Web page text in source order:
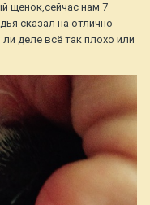
щенок,сейчас нам 7
сказал на отлично
деле всё так плохо или